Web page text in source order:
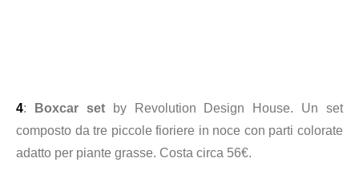
4: Boxcar setby Revolution Design House. Un set
composto da tre piccole fioriere in noce con parti colorate
adatto per piante grasse. Costa circa 56€.